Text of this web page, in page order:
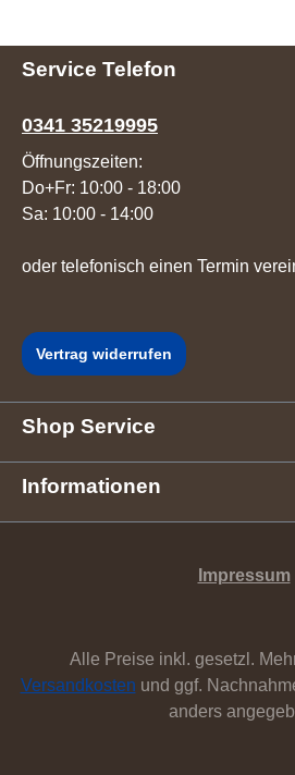
Service Telefon
0341 35219995
Öffnungszeiten:
Do+Fr: 10:00 - 18:00
Sa: 10:00 - 14:00
oder telefonisch einen Termin
Vertrag widerrufen
Shop Service
Informationen
Impressum
Alle Preise inkl. gesetzl.
Versandkosten und ggf.
anders